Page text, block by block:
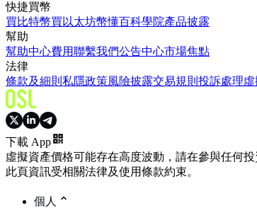
快捷買幣
買比特幣買以太坊幣懂百科學院產品披露
幫助
幫助中心費用聯繫我們公告中心市場焦點
法律
條款及細則 私隱政策風險披露交易規則 投訴處理
下載 App
虛擬資產價格可能存在高度波動，請在參與任何
此頁資訊受相關法律及使用條款約束。
個人